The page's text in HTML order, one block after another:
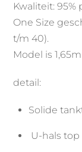
Kwaliteit: 95%
One Size
t/m 40).
Model is
detail:
Solide
U-hals top